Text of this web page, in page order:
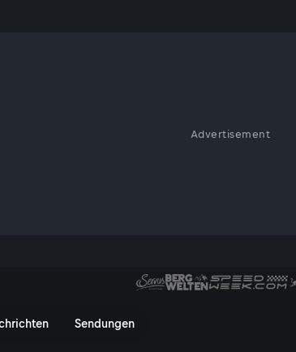
Advertisement
Sendungen
- TBA - ServusTV On